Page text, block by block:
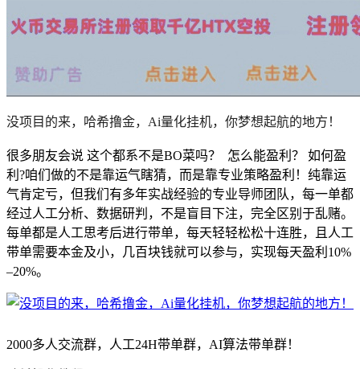
没项目的来，哈希撸金，Ai量化挂机，你梦想起航的地方！
很多朋友会说 这个都系不是BO菜吗？ 怎么能盈利？ 如何盈
利?咱们做的不是靠运气瞎猜，而是靠专业策略盈利！纯靠运
气肯定亏，但我们有多年实战经验的专业导师团队，每一单都
经过人工分析、数据研判，不是盲目下注，完全区别于乱赌。
每单都是人工思考后进行带单，每天轻轻松松十连胜，且人工
带单需要本金及小，几百块钱就可以参与，实现每天盈利10%
–20%。
2000多人交流群，人工24H带单群，AI算法带单群！